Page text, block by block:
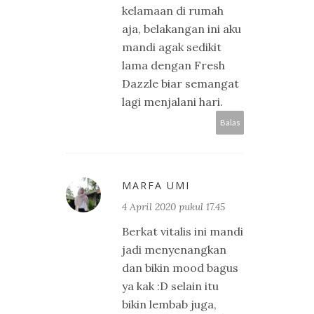
kelamaan di rumah
aja, belakangan ini aku
mandi agak sedikit
lama dengan Fresh
Dazzle biar semangat
lagi menjalani hari.
Balas
MARFA UMI
4 April 2020 pukul 17.45
Berkat vitalis ini mandi
jadi menyenangkan
dan bikin mood bagus
ya kak :D selain itu
bikin lembab juga,